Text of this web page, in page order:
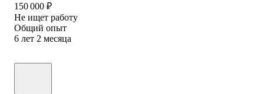
150 000 ₽
Не ищет работу
Общий опыт
6 лет 2 месяца